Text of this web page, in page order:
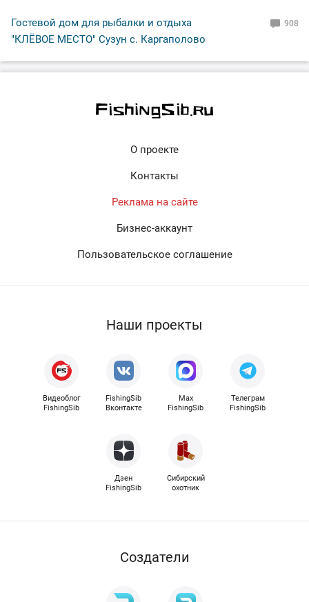
Гостевой дом для рыбалки и отдыха
"КЛЁВОЕ МЕСТО" Сузун с. Каргаполово
908
О проекте
Контакты
Реклама на сайте
Бизнес-аккаунт
Пользовательское соглашение
Наши проекты
Видеоблог
FishingSib
FishingSib
Вконтакте
Max
FishingSib
Телеграм
FishingSib
Дзен
FishingSib
Сибирский
охотник
Cоздатели